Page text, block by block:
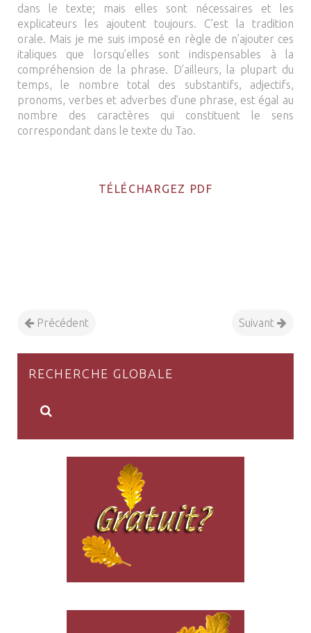
dans le texte; mais elles sont nécessaires et les
explicateurs les ajoutent toujours. C’est la tradition
orale. Mais je me suis imposé en règle de n’ajouter ces
italiques que lorsqu’elles sont indispensables à la
compréhension de la phrase. D’ailleurs, la plupart du
temps, le nombre total des substantifs, adjectifs,
pronoms, verbes et adverbes d’une phrase, est égal au
nombre des caractères qui constituent le sens
correspondant dans le texte du Tao.
TÉLÉCHARGEZ PDF
Précédent Suivant
RECHERCHE GLOBALE